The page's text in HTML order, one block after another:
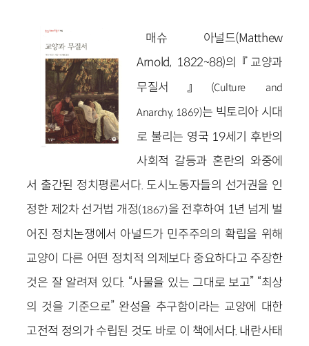
매슈 아널드(Matthew
Arnold, 1822~88)의 『 교양과
무질서』
(Culture and
Anarchy, 1869)는 빅토리아 시대
로 불리는 영국 19세기 후반의
사회적 갈등과 혼란의 와중에
서 출간된 정치평론서다. 도시노동자들의 선거권을 인
정한 제2차 선거법 개정(1867)을 전후하여 1년 넘게 벌
어진 정치논쟁에서 아널드가 민주주의의 확립을 위해
교양이 다른 어떤 정치적 의제보다 중요하다고 주장한
것은 잘 알려져 있다. “사물을 있는 그대로 보고” “최상
의 것을 기준으로” 완성을 추구함이라는 교양에 대한
고전적 정의가 수립된 것도 바로 이 책에서다. 내란사태